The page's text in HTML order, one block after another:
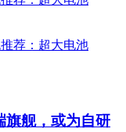
旗舰，或为自研